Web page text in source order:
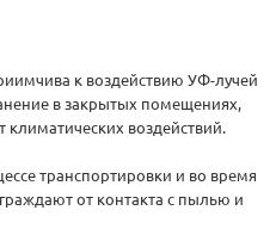
к воздействию УФ-лучей
в закрытых помещениях,
климатических воздействий.
транспортировки и во время
от контакта с пылью и